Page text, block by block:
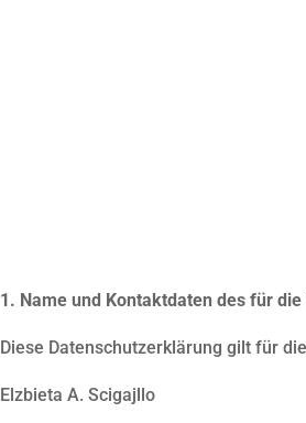
1. Name und Kontaktdaten des für
Diese Datenschutzerklärung gilt für
Elzbieta A. Scigajllo